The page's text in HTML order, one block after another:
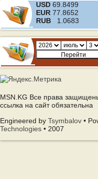
USD 69.8499
EUR 77.8652
RUB 1.0683
MSN.KG Все права
ссылка на сайт обязательна
Engineered by Tsymbalov •
Technologies • 2007